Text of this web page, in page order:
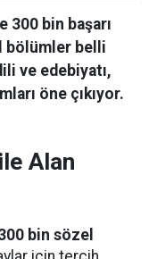
300 bin başarı
bölümler belli
ve edebiyatı,
öne çıkıyor.
Alan
bin sözel